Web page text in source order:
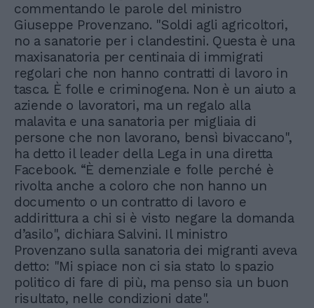
commentando le parole del ministro
Giuseppe Provenzano. "Soldi agli agricoltori,
no a sanatorie per i clandestini. Questa è una
maxisanatoria per centinaia di immigrati
regolari che non hanno contratti di lavoro in
tasca. È folle e criminogena. Non è un aiuto a
aziende o lavoratori, ma un regalo alla
malavita e una sanatoria per migliaia di
persone che non lavorano, bensì bivaccano",
ha detto il leader della Lega in una diretta
Facebook. “È demenziale e folle perché è
rivolta anche a coloro che non hanno un
documento o un contratto di lavoro e
addirittura a chi si è visto negare la domanda
d’asilo", dichiara Salvini. Il ministro
Provenzano sulla sanatoria dei migranti aveva
detto: "Mi spiace non ci sia stato lo spazio
politico di fare di più, ma penso sia un buon
risultato, nelle condizioni date".